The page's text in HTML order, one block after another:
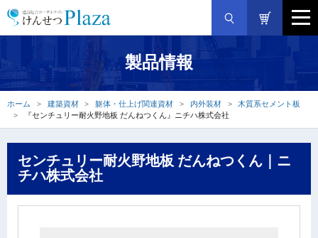
製品情報
ホーム 建築資材 躯体・仕上げ関連資材 内外装材
木質系セメント板
『センチュリー耐火野地板 だんねつくん』ニチハ株式会社
センチュリー耐火野地板 だんねつくん｜ニ
チハ株式会社